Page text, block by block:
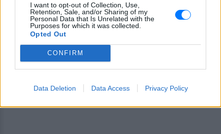
I want to opt-out of Collection, Use,
Retention, Sale, and/or Sharing of my
Personal Data that Is Unrelated with the
Purposes for which it was collected.
Opted Out
CONFIRM
Data Deletion Data Access Privacy Policy